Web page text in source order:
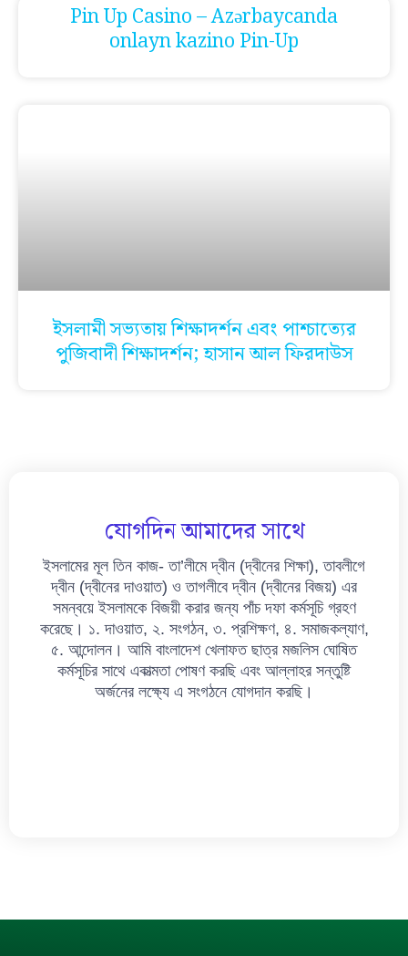
Pin Up Casino – Azərbaycanda
onlayn kazino Pin-Up
ইসলামী সভ্যতায় শিক্ষাদর্শন এবং পাশ্চাত্যের
পুজিবাদী শিক্ষাদর্শন; হাসান আল ফিরদাউস
যোগদিন আমাদের সাথে
ইসলামের মূল তিন কাজ- তা’লীমে দ্বীন (দ্বীনের শিক্ষা), তাবলীগে
দ্বীন (দ্বীনের দাওয়াত) ও তাগলীবে দ্বীন (দ্বীনের বিজয়) এর
সমন্বয়ে ইসলামকে বিজয়ী করার জন্য পাঁচ দফা কর্মসূচি গ্রহণ
করেছে। ১. দাওয়াত, ২. সংগঠন, ৩. প্রশিক্ষণ, ৪. সমাজকল্যাণ,
৫. আন্দোলন। আমি বাংলাদেশ খেলাফত ছাত্র মজলিস ঘোষিত
কর্মসূচির সাথে একাত্মতা পোষণ করছি এবং আল্লাহর সন্তুষ্টি
অর্জনের লক্ষ্যে এ সংগঠনে যোগদান করছি।